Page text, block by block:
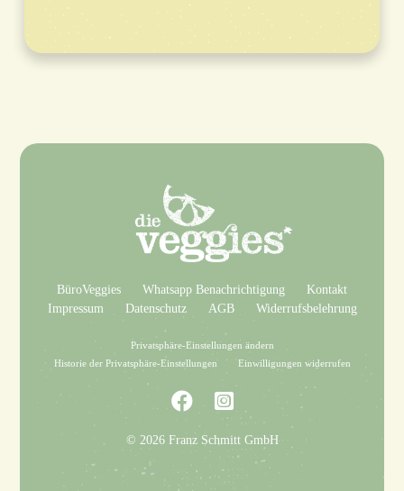
BüroVeggies Whatsapp Benachrichtigung
Kontakt
Impressum
Datenschutz AGB Widerrufsbelehrung
Privatsphäre-Einstellungen ändern
Historie der Privatsphäre-Einstellungen
Einwilligungen widerrufen
© 2026 Franz Schmitt GmbH